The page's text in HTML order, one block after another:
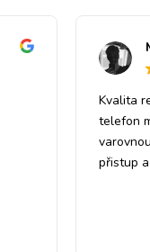
Kvalita
telefon
přistup